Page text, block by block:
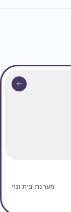
מערכת בית ונוי